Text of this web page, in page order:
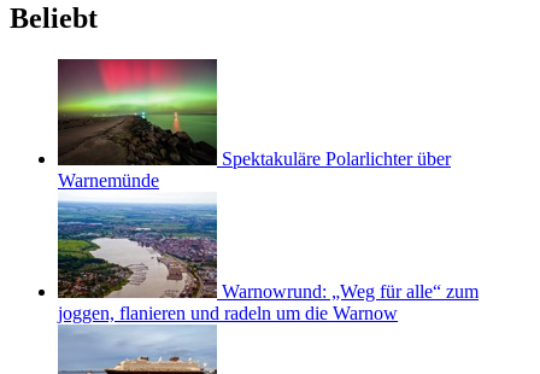
Beliebt
Spektakuläre Polarlichter über
Warnemünde
Warnowrund: „Weg für alle“ zum
joggen, flanieren und radeln um die Warnow